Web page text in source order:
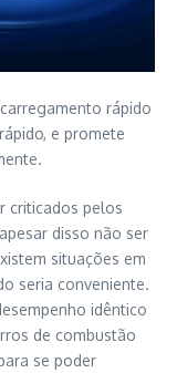
rápido
e promete
criticados pelos
disso não ser
situações em
seria conveniente.
idêntico
de combustão
se poder